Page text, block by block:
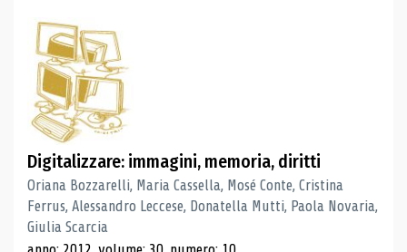
Digitalizzare: immagini, memoria, diritti
Oriana Bozzarelli, Maria Cassella, Mosé Conte, Cristina
Ferrus, Alessandro Leccese, Donatella Mutti, Paola Novaria,
Giulia Scarcia